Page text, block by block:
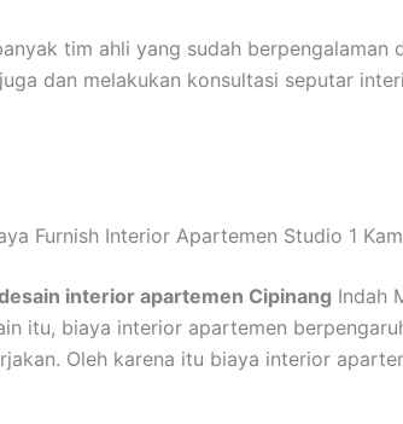
tim ahli yang sudah
dan melakukan konsultasi seputar
Furnish Interior Apartemen Studio 1
interior apartemen Cipinang Indah
itu, biaya interior apartemen
Oleh karena itu biaya interior